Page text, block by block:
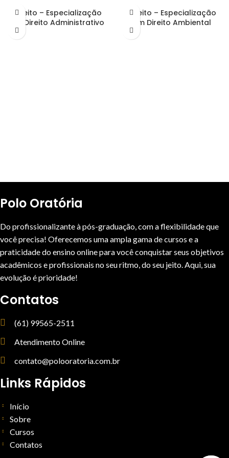
Direito – Especialização
em Direito Administrativo
Direito – Especialização
em Direito Ambiental
Polo Oratória
Do profissionalizante à pós-graduação, com a flexibilidade que
você precisa! Oferecemos uma ampla gama de cursos e a
praticidade do ensino online para você conquistar seus objetivos
acadêmicos e profissionais no seu ritmo, do seu jeito. Aqui, sua
evolução é prioridade!
Contatos
(61) 99565-2511
Atendimento Online
contato@polooratoria.com.br
Links Rápidos
Início
Sobre
Cursos
Contatos